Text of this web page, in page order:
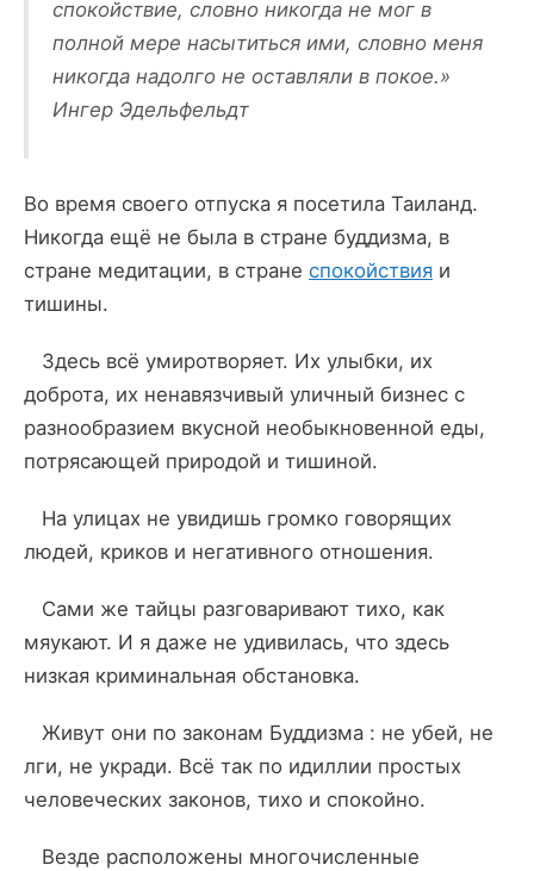
спокойствие, словно никогда не мог в
полной мере насытиться ими, словно меня
никогда надолго не оставляли в покое.»
Ингер Эдельфельдт
Во время своего отпуска я посетила Таиланд.
Никогда ещё не была в стране буддизма, в
стране медитации, в стране спокойствия и
тишины.
Здесь всё умиротворяет. Их улыбки, их
доброта, их ненавязчивый уличный бизнес с
разнообразием вкусной необыкновенной еды,
потрясающей природой и тишиной.
На улицах не увидишь громко говорящих
людей, криков и негативного отношения.
Сами же тайцы разговаривают тихо, как
мяукают. И я даже не удивилась, что здесь
низкая криминальная обстановка.
Живут они по законам Буддизма : не убей, не
лги, не укради. Всё так по идиллии простых
человеческих законов, тихо и спокойно.
Везде расположены многочисленные